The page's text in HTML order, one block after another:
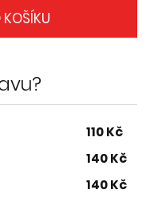
110 Kč
140 Kč
140 Kč